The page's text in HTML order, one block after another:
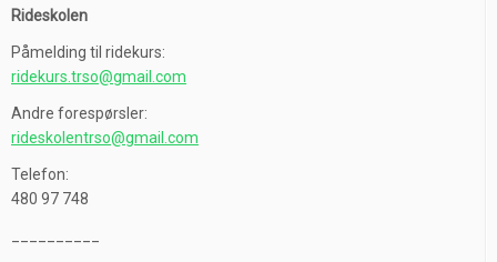
Rideskolen
Påmelding til ridekurs:
ridekurs.trso@gmail.com
Andre forespørsler:
rideskolentrso@gmail.com
Telefon:
480 97 748